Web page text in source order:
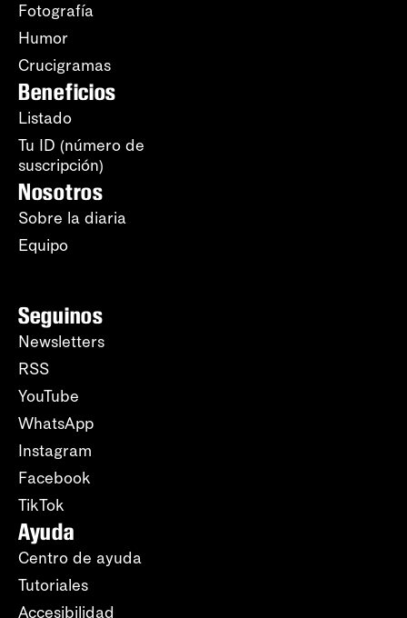
Fotografía
Humor
Crucigramas
Beneficios
Listado
Tu ID (número de
suscripción)
Nosotros
Sobre la diaria
Equipo
Seguinos
Newsletters
RSS
YouTube
WhatsApp
Instagram
Facebook
TikTok
Ayuda
Centro de ayuda
Tutoriales
Accesibilidad